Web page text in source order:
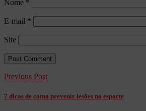
Nome *
E-mail *
Site
Previous Post
7 dicas de como prevenir lesões no esporte